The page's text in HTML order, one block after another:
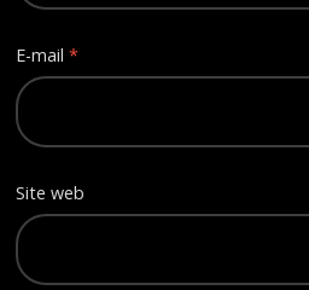
E-mail*
Site web